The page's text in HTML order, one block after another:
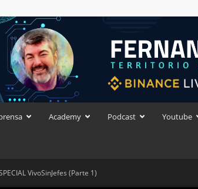
Academy Podcast Youtube
VivoSinJefes (Parte 1)